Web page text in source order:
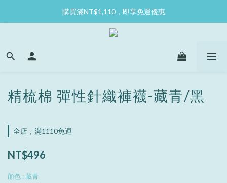
購買滿NT$1,110，即享免運優惠
精梳棉 彈性針織褲襪-藏青/黑
全店，滿1110免運
NT$496
顏色 : 藏青